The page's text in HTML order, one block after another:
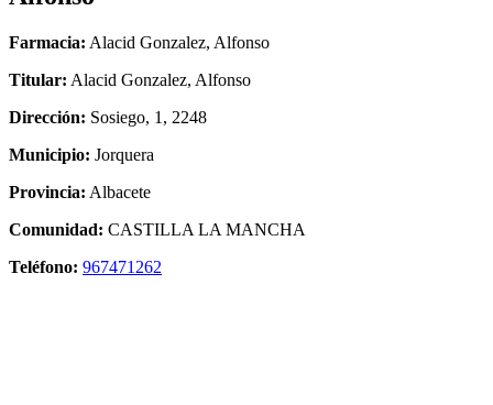
Farmacia: Alacid Gonzalez, Alfonso
Titular: Alacid Gonzalez, Alfonso
Dirección: Sosiego, 1, 2248
Municipio: Jorquera
Provincia: Albacete
Comunidad: CASTILLA LA MANCHA
Teléfono: 967471262